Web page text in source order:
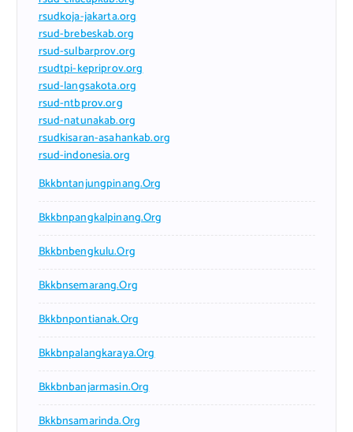
rsudkoja-jakarta.org
rsud-brebeskab.org
rsud-sulbarprov.org
rsudtpi-kepriprov.org
rsud-langsakota.org
rsud-ntbprov.org
rsud-natunakab.org
rsudkisaran-asahankab.org
rsud-indonesia.org
Bkkbntanjungpinang.org
Bkkbnpangkalpinang.org
Bkkbnbengkulu.org
Bkkbnsemarang.org
Bkkbnpontianak.org
Bkkbnpalangkaraya.org
Bkkbnbanjarmasin.org
Bkkbnsamarinda.org